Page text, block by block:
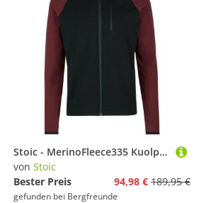
Stoic - MerinoFleece335 KuolpaSt. II Zip Hoody - Merinohoodie Gr 3XL schwarz
von Stoic
Bester Preis
94,98 € 189,95 €
gefunden bei Bergfreunde